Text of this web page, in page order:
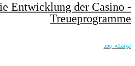
Entwicklung der Casino -
Treueprogramme
نوشته بعد